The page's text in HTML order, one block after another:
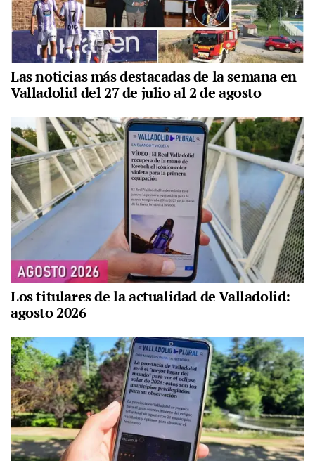
Las noticias más destacadas de la semana en
Valladolid del 27 de julio al 2 de agosto
Los titulares de la actualidad de Valladolid:
agosto 2026